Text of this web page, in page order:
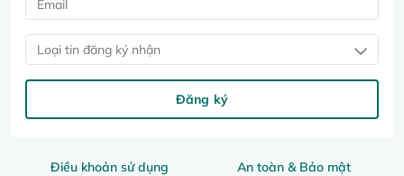
Điều khoản sử dụng
An toàn & Bảo mật
Loại tin đăng ký nhận
Đăng ký